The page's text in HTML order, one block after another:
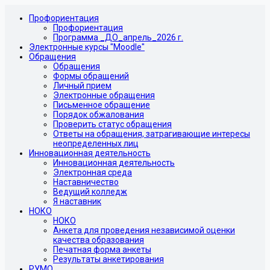
Профориентация
Профориентация
Программа _ДО_апрель_2026 г.
Электронные курсы "Moodle"
Обращения
Обращения
Формы обращений
Личный прием
Электронные обращения
Письменное обращение
Порядок обжалования
Проверить статус обращения
Ответы на обращения, затрагивающие интересы
неопределенных лиц
Инновационная деятельность
Инновационная деятельность
Электронная среда
Наставничество
Ведущий колледж
Я наставник
НОКО
НОКО
Анкета для проведения независимой оценки
качества образования
Печатная форма анкеты
Результаты анкетирования